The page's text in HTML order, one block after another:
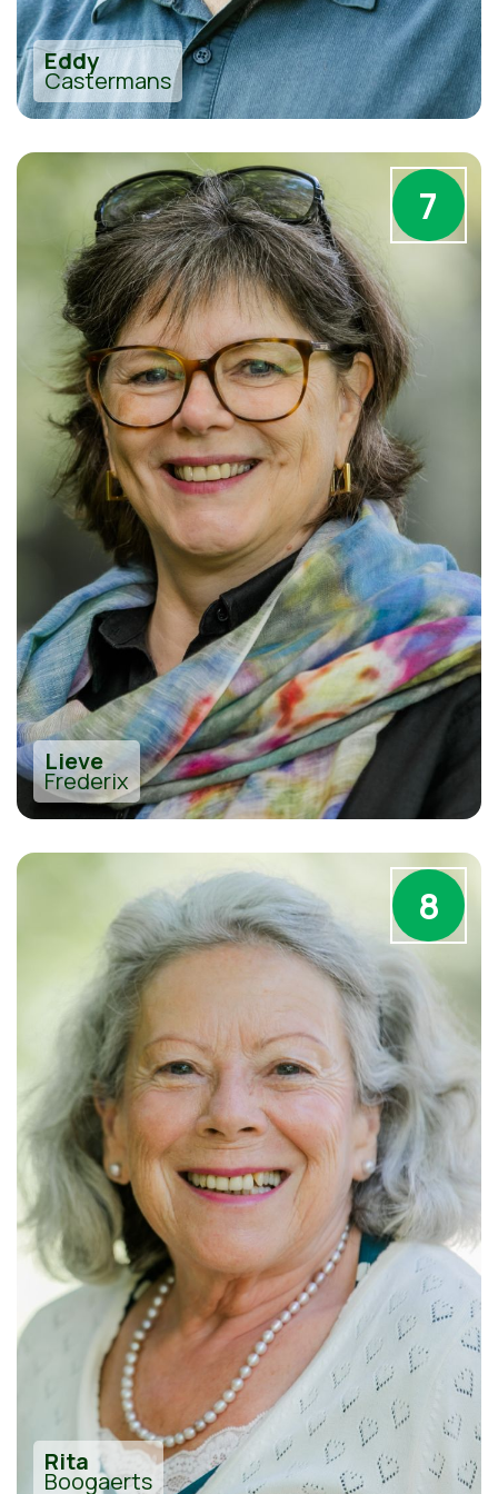
Eddy
Castermans
7
Lieve
Frederix
8
Rita
Boogaerts